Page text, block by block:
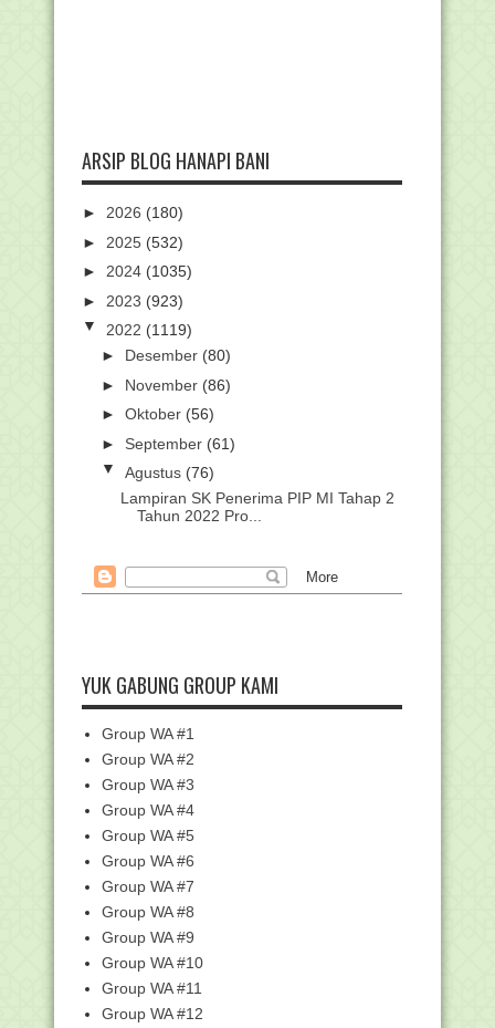
ARSIP BLOG HANAPI BANI
► 2026 (180)
► 2025 (532)
► 2024 (1035)
► 2023 (923)
▼ 2022 (1119)
► Desember (80)
► November (86)
► Oktober (56)
► September (61)
▼ Agustus (76)
Lampiran SK Penerima PIP MI Tahap 2
Tahun 2022 Pro...
MA/SMA Tingk...
Download Jurnal Harian Kelas 2
Lampiran SK Penerima PIP MI Tahap 2
Tahun 2022 Pro...
Juknis Penulisan Blanko Ijazah
Madrasah Tahun Pela...
Lampiran SK Penerima PIP MI Tahap 2
Tahun 2022 Pro...
SK Penerima PIP MI (Madarasah
Ibtidaiyah) Tahap II...
Edaran Pencairan Bantuan Sosial PIP
Madrasah Ibtid...
Kemenag Siapkan 10.000 Kuota PPG
(Pendidikan Profe...
Download RUU Sisdiknas Agustus 2022
Download Logo Harlah 93 LP Maarif NU
Tahun 2022 Fo...
YUK GABUNG GROUP KAMI
Group WA #1
Group WA #2
Group WA #3
Group WA #4
Group WA #5
Group WA #6
Group WA #7
Group WA #8
Group WA #9
Group WA #10
Group WA #11
Group WA #12